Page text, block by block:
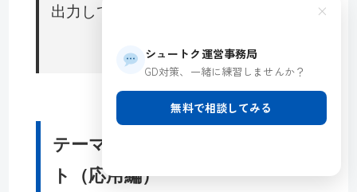
出力してください。
テーマ別Gemini活用プロンプ
ト（応用編）
×
シュートク運営事務局
GD対策、一緒に練習しませんか？
無料で相談してみる